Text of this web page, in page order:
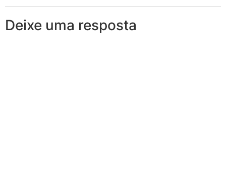
Deixe uma resposta